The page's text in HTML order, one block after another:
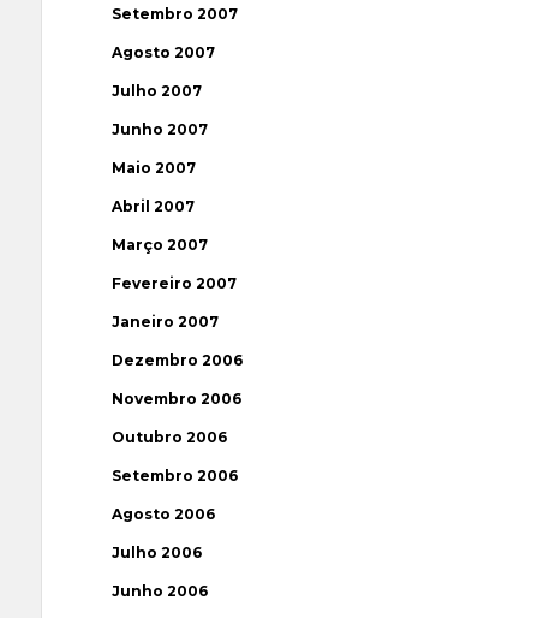
Setembro 2007
Agosto 2007
Julho 2007
Junho 2007
Maio 2007
Abril 2007
Março 2007
Fevereiro 2007
Janeiro 2007
Dezembro 2006
Novembro 2006
Outubro 2006
Setembro 2006
Agosto 2006
Julho 2006
Junho 2006